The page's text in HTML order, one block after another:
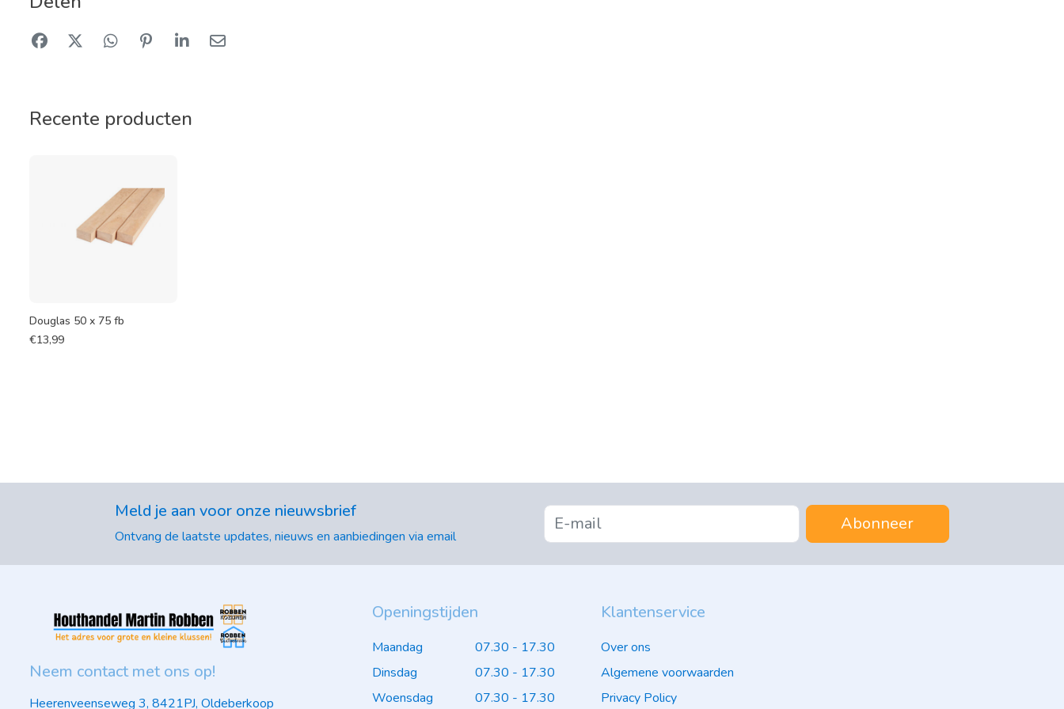
Recente producten
Douglas 50 x 75 fb
€13,99
Meld je aan voor onze nieuwsbrief
Ontvang de laatste updates, nieuws en aanbiedingen via email
Abonneer
Neem contact met ons op!
Heerenveenseweg 3, 8421PJ, Oldeberkoop
Openingstijden
Maandag
07.30 - 17.30
Dinsdag
07.30 - 17.30
Woensdag
07.30 - 17.30
Klantenservice
Over ons
Algemene voorwaarden
Privacy Policy